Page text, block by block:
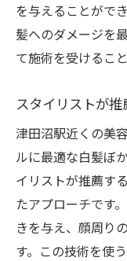
を与えることがで
髪へのダメージを
て施術を受けるこ
スタイリストが
津田沼駅近くの美
ルに最適な白髪ぼ
イリストが推薦す
たアプローチです
きを与え、顔周り
す。この技術を使